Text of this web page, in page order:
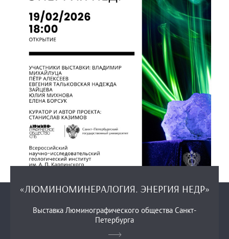
«ЛЮМИНОМИНЕРАЛОГИЯ. ЭНЕРГИЯ НЕДР»
Выставка Люминографического общества Санкт-
Петербурга